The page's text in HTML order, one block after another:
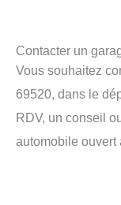
Contacter un
Vous souhaitez
69520, dans le
RDV, un conseil
automobile ouvert